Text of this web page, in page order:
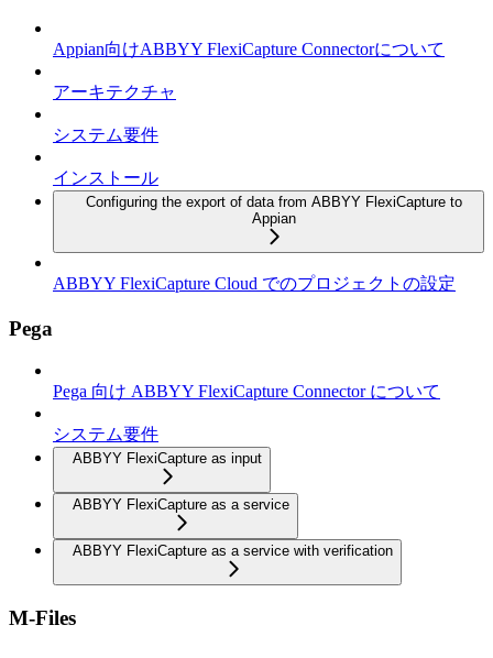
Appian向けABBYY FlexiCapture Connectorについて
アーキテクチャ
システム要件
インストール
Configuring the export of data from ABBYY FlexiCapture to
Appian
ABBYY FlexiCapture Cloud でのプロジェクトの設定
Pega
Pega 向け ABBYY FlexiCapture Connector について
システム要件
ABBYY FlexiCapture as input
ABBYY FlexiCapture as a service
ABBYY FlexiCapture as a service with verification
M-Files